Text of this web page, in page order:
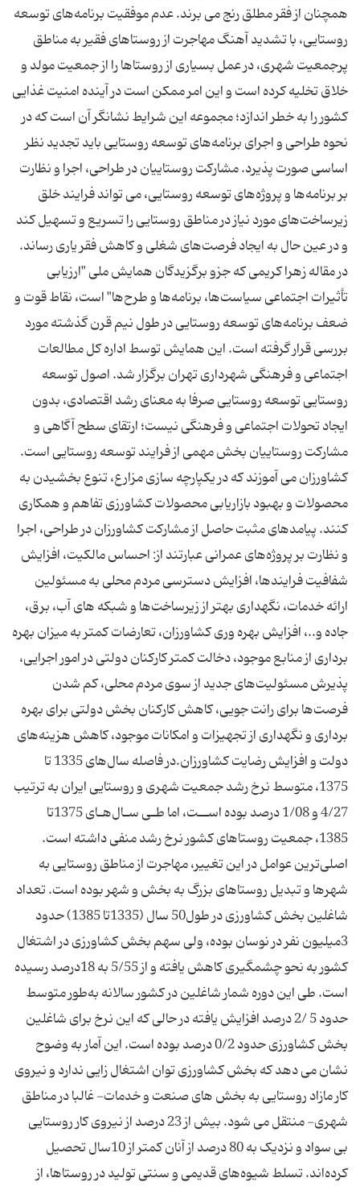
همچنان از فقر مطلق رنج می‌ برند. عدم موفقیت برنامه‌های توسعه
روستایی، با تشدید آهنگ مهاجرت از روستاهای فقیر به مناطق
پرجمعیت شهری، در عمل بسیاری از روستاها را از جمعیت مولد و
خلاق تخلیه کرده است و این امر ممکن است در آینده امنیت غذایی
کشور را به خطر اندازد؛ مجموعه این شرایط نشانگر آن است که در
نحوه طراحی و اجرای برنامه‌های توسعه روستایی باید تجدید نظر
اساسی صورت پذیرد. مشارکت روستاییان در طراحی، اجرا و نظارت
بر برنامه‌ها و پروژه‌های توسعه روستایی، می‌ تواند فرایند خلق
زیرساخت‌های مورد نیاز در مناطق روستایی را تسریع و تسهیل کند
و در عین حال به ایجاد فرصت‌های شغلی و کاهش فقر یاری رساند.
در مقاله زهرا کریمی که جزو برگزیدگان همایش ملی "ارزیابی
تأثیرات اجتماعی سیاست‌ها، برنامه‌ها و طرح‌ها" است، نقاط قوت و
ضعف برنامه‌های توسعه روستایی در طول نیم قرن گذشته مورد
بررسی قرار گرفته است. این همایش توسط اداره کل مطالعات
اجتماعی و فرهنگی شهرداری تهران برگزار شد. اصول توسعه
روستایی توسعه روستایی صرفا به معنای رشد اقتصادی، بدون
ایجاد تحولات اجتماعی و فرهنگی نیست؛ ارتقای سطح آگاهی و
مشارکت روستاییان بخش مهمی از فرایند توسعه روستایی است.
کشاورزان می‌ آموزند که در یکپارچه ‌سازی مزارع، تنوع بخشیدن به
محصولات و بهبود بازاریابی محصولات کشاورزی تفاهم و همکاری
کنند. پیامد‌های مثبت حاصل از مشارکت کشاورزان در طراحی، اجرا
و نظارت بر پروژه‌های عمرانی عبارتند از: احساس مالکیت، افزایش
شفافیت فرایندها، افزایش دسترسی مردم محلی به مسئولین
ارائه خدمات، نگهداری بهتر از زیرساخت‌ها و شبکه‌ های آب، برق،
جاده و..، افزایش بهره‌ وری کشاورزان، تعارضات کمتر به میزان بهره‌
برداری از منابع موجود، دخالت کمتر کارکنان دولتی در امور اجرایی،
پذیرش مسئولیت‌های جدید از سوی مردم محلی، کم‌ شدن
فرصت‌ها برای رانت‌ جویی، کاهش کارکنان بخش دولتی برای بهره‌
برداری و نگهداری از تجهیزات و امکانات موجود، کاهش هزینه‌های
دولت و افزایش رضایت کشاورزان.در فاصله سال‌های 1335 تا
1375، متوسط نرخ رشد جمعیت شهری و روستایی ایران به ترتیب
4/27 و 1/08 درصد بوده اســت، اما طـی سـال‌هـای 1375تا
1385، جمعیت روستاهای کشور نرخ رشد منفی داشته است.
اصلی‌ترین عوامل در این تغییر، مهاجرت از مناطق روستایی به
شهرها و تبدیل روستاهای بزرگ به بخش و شهر بوده است. تعداد
شاغلین بخش کشاورزی در طول50 سال (1335تا 1385) حدود
3میلیون نفر در نوسان بوده، ولی سهم بخش کشاورزی در اشتغال
کشور به نحو چشمگیری کاهش یافته و از 5/55 به 18درصد رسیده
است. طی این دوره شمار شاغلین در کشور سالانه به‌طور متوسط
حدود 5 /2 درصد افزایش یافته در حالی که این نرخ برای شاغلین
بخش کشاورزی حدود 0/2 درصد بوده است. این آمار به وضوح
نشان می ‌دهد که بخش کشاورزی توان اشتغال ‌زایی ندارد و نیروی
کار مازاد روستایی به بخش‌ های صنعت و خدمات- غالبا در مناطق
شهری- منتقل می ‌شود. بیش از 23 درصد از نیروی کار روستایی
بی ‌سواد و نزدیک به 80 درصد از آنان کمتر از 10سال تحصیل
کرده‌اند. تسلط شیوه‌های قدیمی و سنتی تولید در روستاها، از